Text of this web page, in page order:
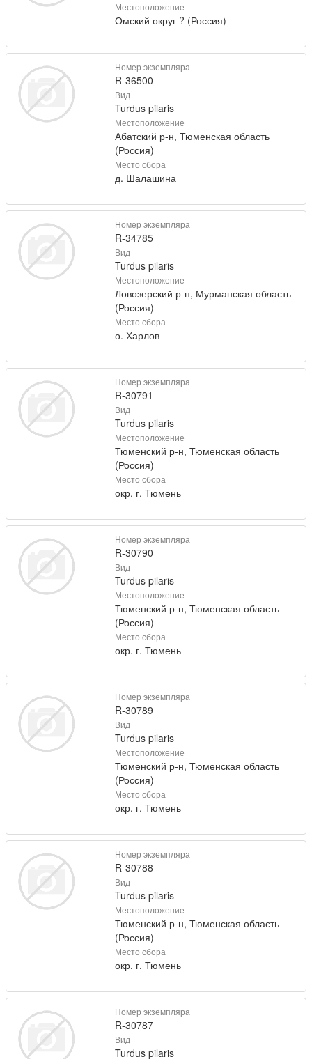
Местоположение
Омский округ ? (Россия)
Номер экземпляра
R-36500
Вид
Turdus pilaris
Местоположение
Абатский р-н, Тюменская область
(Россия)
Место сбора
д. Шалашина
Номер экземпляра
R-34785
Вид
Turdus pilaris
Местоположение
Ловозерский р-н, Мурманская область
(Россия)
Место сбора
о. Харлов
Номер экземпляра
R-30791
Вид
Turdus pilaris
Местоположение
Тюменский р-н, Тюменская область
(Россия)
Место сбора
окр. г. Тюмень
Номер экземпляра
R-30790
Вид
Turdus pilaris
Местоположение
Тюменский р-н, Тюменская область
(Россия)
Место сбора
окр. г. Тюмень
Номер экземпляра
R-30789
Вид
Turdus pilaris
Местоположение
Тюменский р-н, Тюменская область
(Россия)
Место сбора
окр. г. Тюмень
Номер экземпляра
R-30788
Вид
Turdus pilaris
Местоположение
Тюменский р-н, Тюменская область
(Россия)
Место сбора
окр. г. Тюмень
Номер экземпляра
R-30787
Вид
Turdus pilaris